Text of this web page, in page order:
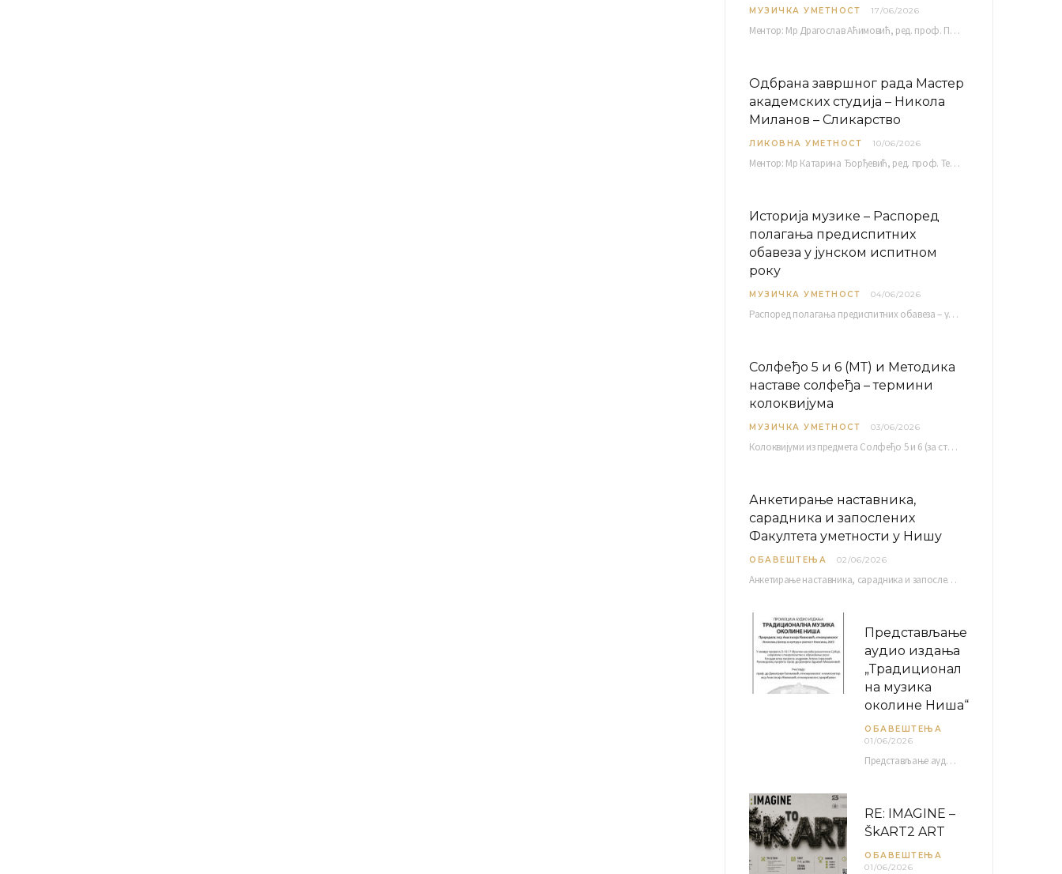
МУЗИЧКА УМЕТНОСТ 17/06/2026
Ментор: Мр Драгослав Аћимовић, ред. проф. Програм: Л. Ван Бетовен: Соната оп. 31 бр. 2 у…
Одбрана завршног рада Мастер
академских студија – Никола
Миланов – Сликарство
ЛИКОВНА УМЕТНОСТ 10/06/2026
Ментор: Мр Катарина Ђорђевић, ред. проф. Тема: Монолог емоција Среда, 17. 06. 2026. у 15:30 сати Сала бр. 12 Факултета уметности у Нишу, Кнегиње…
Историја музике – Распоред
полагања предиспитних
обавеза у јунском испитном
року
МУЗИЧКА УМЕТНОСТ 04/06/2026
Распоред полагaња предиспитних обавеза – усменог колоквијума и теста из слушања музике – објављен је…
Солфеђо 5 и 6 (МТ) и Методика
наставе солфеђа – термини
колоквијума
МУЗИЧКА УМЕТНОСТ 03/06/2026
Колоквијуми из предмета Солфеђо 5 и 6 (за студенте студијског програма Музичка теорија) и Методика…
Анкетирање наставника,
сарадника и запослених
Факултета уметности у Нишу
ОБАВЕШТЕЊА 02/06/2026
Анкетирање наставника, сарадника и запослених Факултета уметности у Нишу ради сачињавања Извештаја о самовредновању биће…
Представљање
аудио издања
„Традиционал
на музика
околине Ниша“
ОБАВЕШТЕЊА
01/06/2026
Представљање аудио издања “Традиционална музика околине Ниша” организује се у оквиру пројекта О-10-17 Музичко наслеђе…
RE: IMAGINE –
ŠkART2 ART
ОБАВЕШТЕЊА
01/06/2026